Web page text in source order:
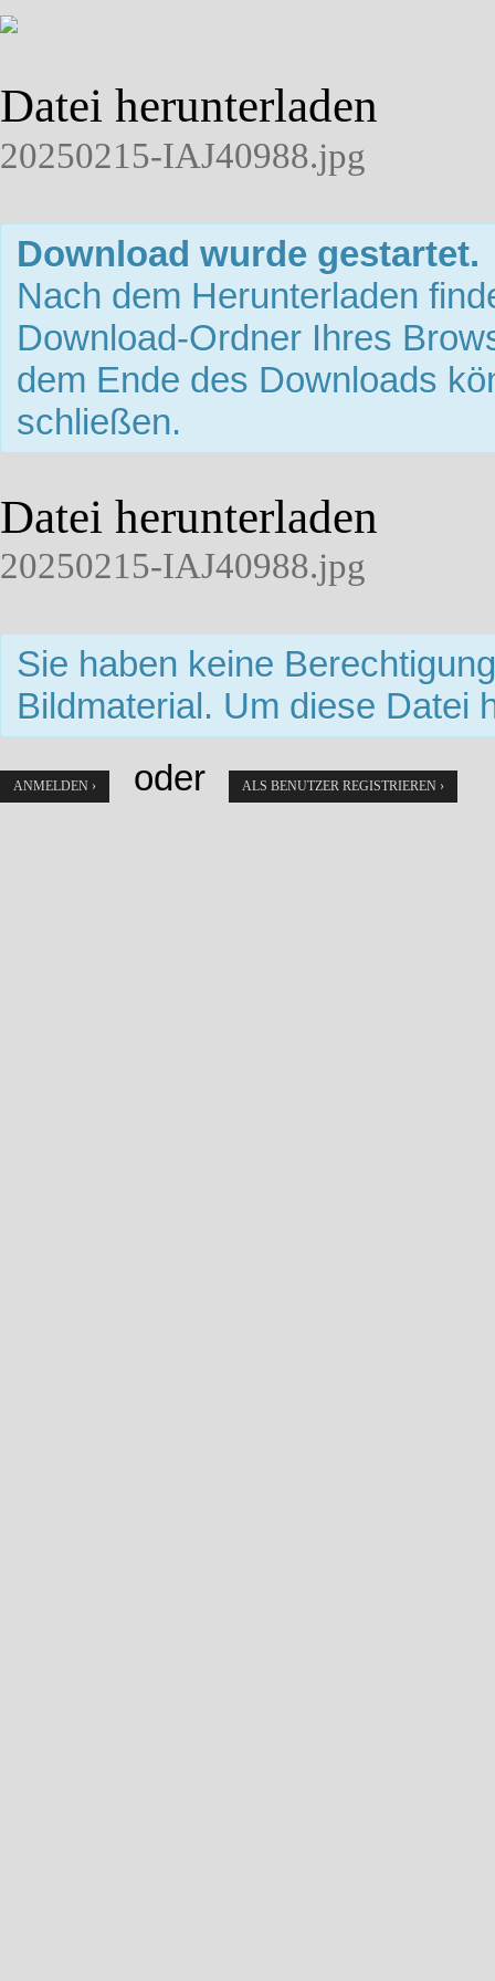
Datei herunterladen
20250215-IAJ40988.jpg
Download wurde gestartet.
Nach dem Herunterladen
Download-Ordner Ihres
dem Ende des Downloads
schließen.
Datei herunterladen
20250215-IAJ40988.jpg
Sie haben keine
Bildmaterial. Um diese Datei
ANMELDEN › oder ALS BENUTZER REGISTRIEREN ›